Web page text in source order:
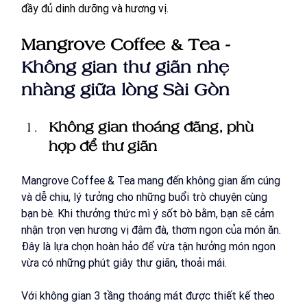
đầy đủ dinh dưỡng và hương vị.
Mangrove Coffee & Tea -
Không gian thư giãn nhẹ
nhàng giữa lòng Sài Gòn
Không gian thoáng đãng, phù
hợp để thư giãn
Mangrove Coffee & Tea mang đến không gian ấm cúng
và dễ chịu, lý tưởng cho những buổi trò chuyện cùng
bạn bè. Khi thưởng thức mì ý sốt bò bằm, bạn sẽ cảm
nhận trọn vẹn hương vị đậm đà, thơm ngon của món ăn.
Đây là lựa chọn hoàn hảo để vừa tận hưởng món ngon
vừa có những phút giây thư giãn, thoải mái.
Với không gian 3 tầng thoáng mát được thiết kế theo